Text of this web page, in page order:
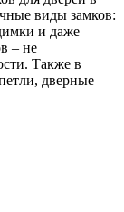
виды замков:
и даже
– не
Также в
дверные